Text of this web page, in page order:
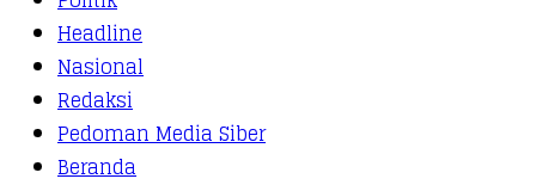
Headline
Nasional
Redaksi
Pedoman Media Siber
Beranda